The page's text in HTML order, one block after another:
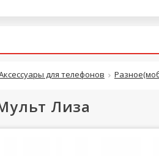
для телефонов
Лиза